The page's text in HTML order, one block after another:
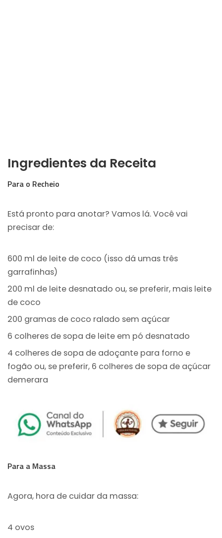
Ingredientes da Receita
Para o Recheio
Está pronto para anotar? Vamos lá. Você vai
precisar de:
600 ml de leite de coco (isso dá umas três
garrafinhas)
200 ml de leite desnatado ou, se preferir, mais leite
de coco
200 gramas de coco ralado sem açúcar
6 colheres de sopa de leite em pó desnatado
4 colheres de sopa de adoçante para forno e
fogão ou, se preferir, 6 colheres de sopa de açúcar
demerara
Para a Massa
Agora, hora de cuidar da massa:
4 ovos